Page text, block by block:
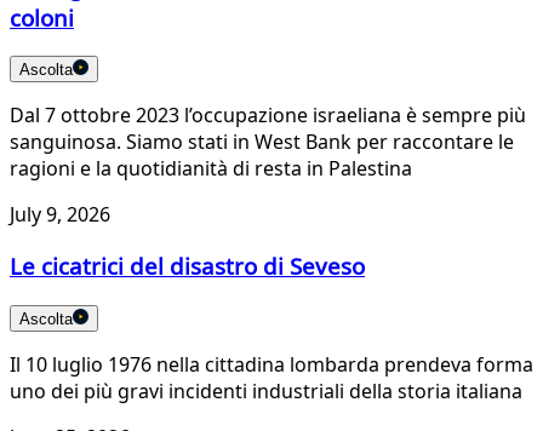
coloni
Ascolta
Dal 7 ottobre 2023 l’occupazione israeliana è sempre più
sanguinosa. Siamo stati in West Bank per raccontare le
ragioni e la quotidianità di resta in Palestina
July 9, 2026
Le cicatrici del disastro di Seveso
Ascolta
Il 10 luglio 1976 nella cittadina lombarda prendeva forma
uno dei più gravi incidenti industriali della storia italiana